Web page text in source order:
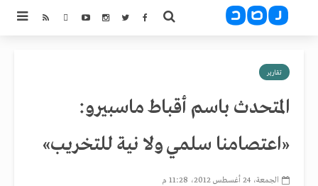
تقارير
المتحدث باسم أقباط ماسبيرو:
«اعتصامنا سلمي ولا نية للتخريب»
الجمعة، 24 أغسطس 2012، 11:28 م